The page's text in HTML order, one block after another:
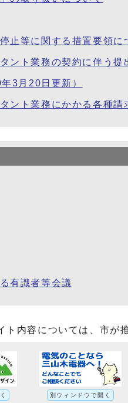
止等に関する措置要領に
ント業務の契約に伴う提
3月20日更新）
ント業務にかかる各種請
有識者等会議
ト内容については、市が
別ウィンドウで開く